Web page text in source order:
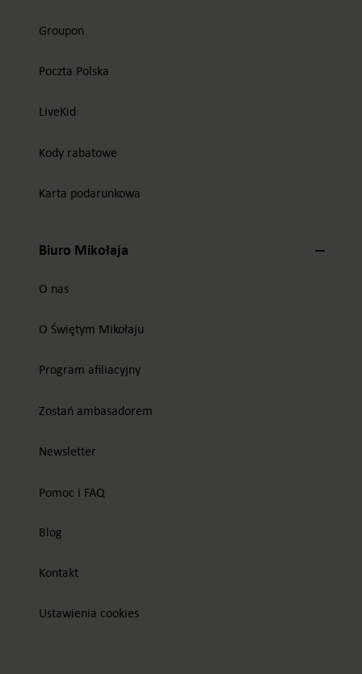
Groupon
Poczta Polska
LiveKid
Kody rabatowe
Karta podarunkowa
Biuro Mikołaja
O nas
O Świętym Mikołaju
Program afiliacyjny
Zostań ambasadorem
Newsletter
Pomoc i FAQ
Blog
Kontakt
Ustawienia cookies